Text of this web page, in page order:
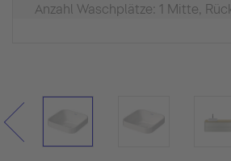
Anzahl Waschplätze: 1 Mitte,